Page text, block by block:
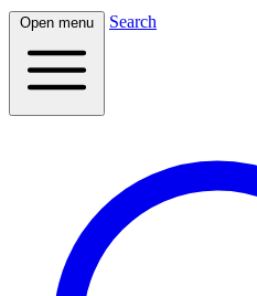
Open menu Search